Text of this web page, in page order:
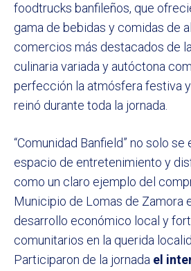
foodtrucks banfileños, que
gama de bebidas y comidas de
comercios más destacados de
culinaria variada y autóctona
perfección la atmósfera festiva
reinó durante toda la jornada.
“Comunidad Banfield” no solo
espacio de entretenimiento y
como un claro ejemplo del
Municipio de Lomas de Zamora
desarrollo económico local y
comunitarios en la querida
Participaron de la jornada el